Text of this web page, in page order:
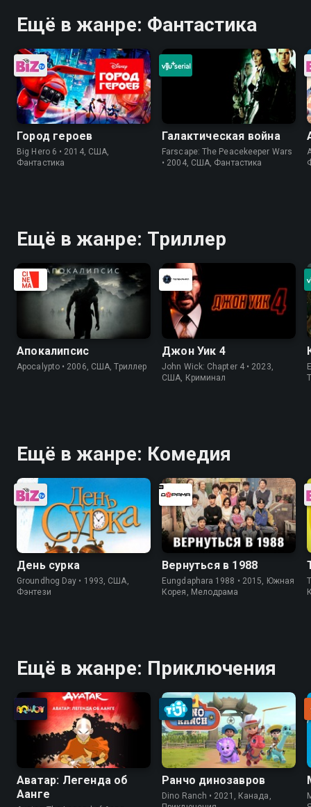
Ещё в жанре: Фантастика
Город героев
Big Hero 6 • 2014, США,
Фантастика
Галактическая война
Farscape: The Peacekeeper Wars
• 2004, США, Фантастика
Ещё в жанре: Триллер
Апокалипсис
Apocalypto • 2006, США, Триллер
Джон Уик 4
John Wick: Chapter 4 • 2023,
США, Криминал
Ещё в жанре: Комедия
День сурка
Groundhog Day • 1993, США,
Фэнтези
Вернуться в 1988
Eungdaphara 1988 • 2015, Южная
Корея, Мелодрама
Ещё в жанре: Приключения
Аватар: Легенда об
Аанге
Ранчо динозавров
Dino Ranch • 2021, Канада,